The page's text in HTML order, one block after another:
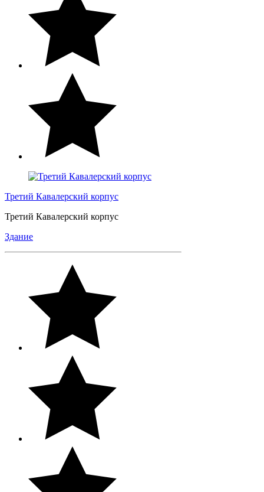
Третий Кавалерский корпус
Третий Кавалерский корпус
Здание